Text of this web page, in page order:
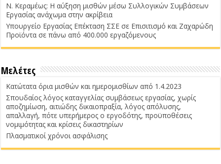
Ν. Κεραμέως: Η αύξηση μισθών μέσω Συλλογικών Συμβάσεων
Εργασίας ανάχωμα στην ακρίβεια
Υπουργείο Εργασίας Επέκταση ΣΣΕ σε Επισιτισμό και Ζαχαρώδη
Προϊόντα σε πάνω από 400.000 εργαζόμενους
Μελέτες
Κατώτατα όρια μισθών και ημερομισθίων από 1.4.2023
Σπουδαίος λόγος καταγγελίας συμβάσεως εργασίας, χωρίς
αποζημίωση, αιτιώδης δικαιοπραξία, λόγος απόλυσης,
απαλλαγή, πότε υπερήμερος ο εργοδότης, προϋποθέσεις
νομιμότητας και κρίσεις δικαστηρίων
Πλασματικοί χρόνοι ασφάλισης